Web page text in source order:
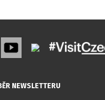
NEWSLETTERU